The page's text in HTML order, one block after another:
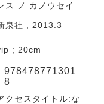
ス ノ カノウセイ
泉社 , 2013.3
; 20cm
978478771301
8
クセスタイトル:な